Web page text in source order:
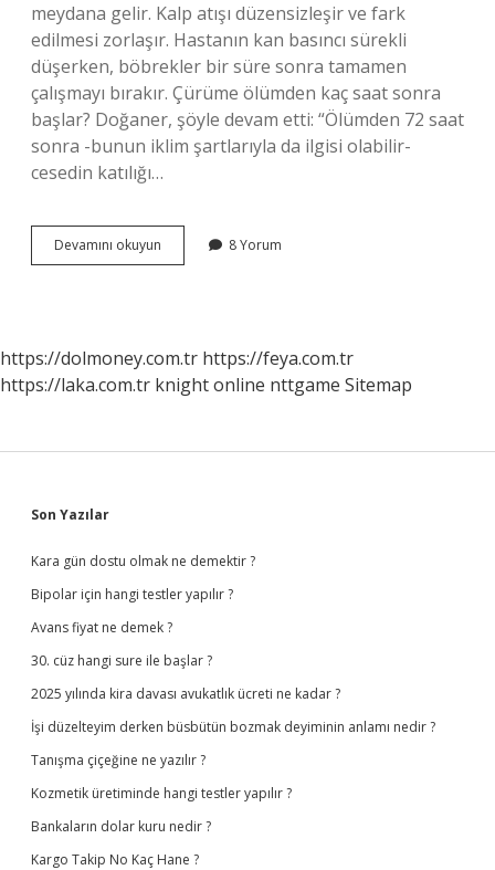
meydana gelir. Kalp atışı düzensizleşir ve fark
edilmesi zorlaşır. Hastanın kan basıncı sürekli
düşerken, böbrekler bir süre sonra tamamen
çalışmayı bırakır. Çürüme ölümden kaç saat sonra
başlar? Doğaner, şöyle devam etti: “Ölümden 72 saat
sonra -bunun iklim şartlarıyla da ilgisi olabilir-
cesedin katılığı…
Devamını okuyun
Saati
8 Yorum
https://dolmoney.com.tr https://feya.com.tr
https://laka.com.tr knight online nttgame Sitemap
Sidebar
Son Yazılar
Kara gün dostu olmak ne demektir ?
Bipolar için hangi testler yapılır ?
Avans fiyat ne demek ?
30. cüz hangi sure ile başlar ?
2025 yılında kira davası avukatlık ücreti ne kadar ?
İşi düzelteyim derken büsbütün bozmak deyiminin anlamı nedir ?
Tanışma çiçeğine ne yazılır ?
Kozmetik üretiminde hangi testler yapılır ?
Bankaların dolar kuru nedir ?
Kargo Takip No Kaç Hane ?